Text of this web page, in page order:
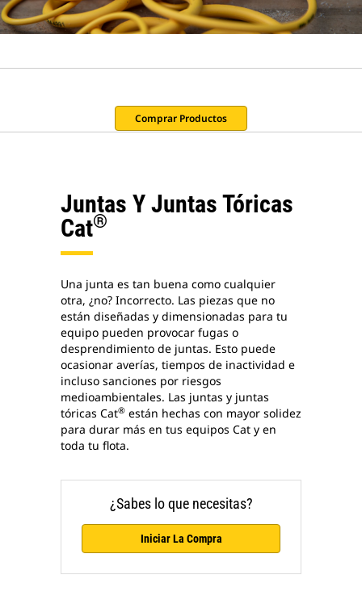
Comprar Productos
Juntas Y Juntas Tóricas
Cat®
Una junta es tan buena como cualquier
otra, ¿no? Incorrecto. Las piezas que no
están diseñadas y dimensionadas para tu
equipo pueden provocar fugas o
desprendimiento de juntas. Esto puede
ocasionar averías, tiempos de inactividad e
incluso sanciones por riesgos
medioambientales. Las juntas y juntas
tóricas Cat® están hechas con mayor solidez
para durar más en tus equipos Cat y en
toda tu flota.
¿Sabes lo que necesitas?
Iniciar La Compra